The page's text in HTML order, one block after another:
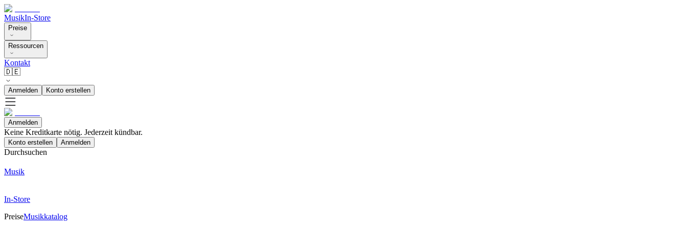
MusikIn-Store
Preise
Ressourcen
Kontakt
🇩🇪
Anmelden Konto erstellen
Anmelden
Keine Kreditkarte nötig. Jederzeit kündbar.
Konto erstellen Anmelden
Durchsuchen
Musik
In-Store
PreiseMusikkatalog